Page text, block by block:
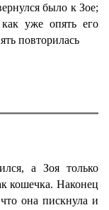
было к Зое;
уже опять его
повторилась
а Зоя только
кошечка. Наконец
она пискнула и